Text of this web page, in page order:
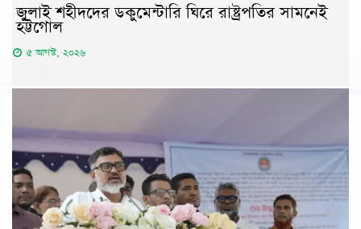
জুলাই শহীদদের ডকুমেন্টারি ঘিরে রাষ্ট্রপতির সামনেই
হট্টগোল
৫ আগস্ট, ২০২৬